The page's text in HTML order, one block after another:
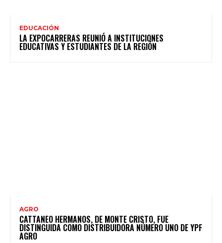
EDUCACIÓN
LA EXPOCARRERAS REUNIÓ A INSTITUCIONES
EDUCATIVAS Y ESTUDIANTES DE LA REGIÓN
AGRO
CATTANEO HERMANOS, DE MONTE CRISTO, FUE
DISTINGUIDA COMO DISTRIBUIDORA NÚMERO UNO DE YPF
AGRO